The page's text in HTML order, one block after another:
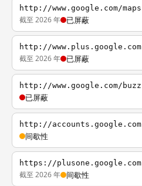
http://www.google.com/maps
截至 2026 年 已屏蔽
http://www.plus.google.com
截至 2026 年 已屏蔽
http://www.google.com/buzz
已屏蔽
http://accounts.google.com
间歇性
https://plusone.google.com
截至 2026 年 间歇性